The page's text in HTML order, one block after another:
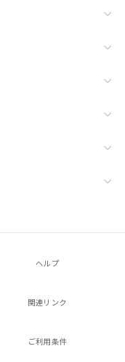
ヘルプ
関連リンク
ご利用条件